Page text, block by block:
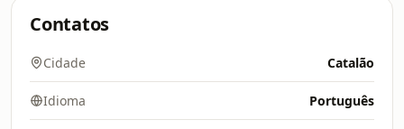
Contatos
Cidade Catalão
Idioma Português